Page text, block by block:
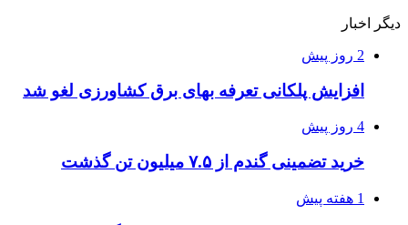
دیگر اخبار
2 روز پیش
افزایش پلکانی تعرفه بهای برق کشاورزی لغو شد
4 روز پیش
خرید تضمینی گندم از ۷.۵ میلیون تن گذشت
1 هفته پیش